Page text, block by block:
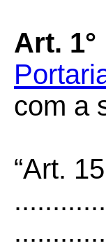
Art. 1°
com a
“Art. 15